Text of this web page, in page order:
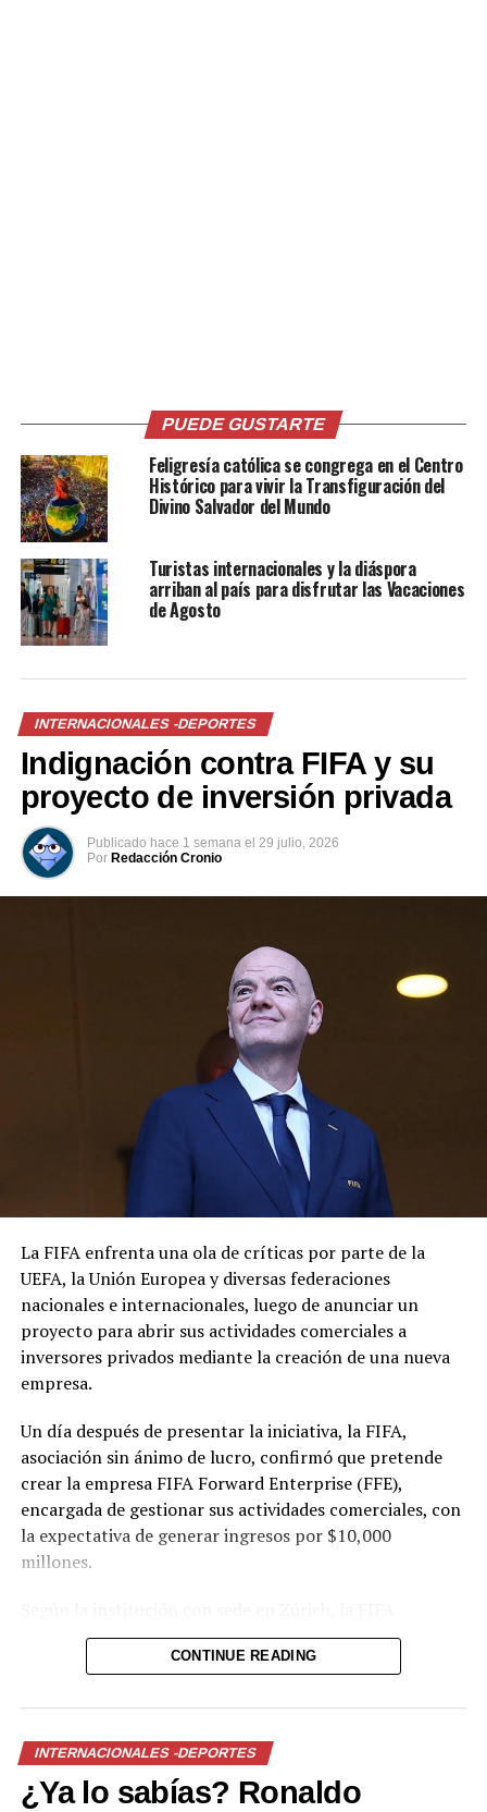
En «Internacionales -
deportes»
14 mayo, 2018
En «Internacionales -
«Neymar puede llevarse
este Balón de Oro», asegura
En «Internacionales -
deportes»
RELATED TOPICS: PRINCIPAL
UP NEXT
Juventus se habré paso a los cuartos de final ganadole
al Tottenham 1 -2
Real Madrid derrota al PSG 1 – 2 y se abre paso a
PUEDE GUSTARTE
Feligresía católica se congrega en el Centro
Histórico para vivir la Transfiguración del
Divino Salvador del Mundo
Turistas internacionales y la diáspora
arriban al país para disfrutar las Vacaciones
de Agosto
INTERNACIONALES -DEPORTES
Indignación contra FIFA y su
proyecto de inversión privada
Publicado hace 1 semana el 29 julio, 2026
Por Redacción Cronio
La FIFA enfrenta una ola de críticas por parte de la
UEFA, la Unión Europea y diversas federaciones
nacionales e internacionales, luego de anunciar un
proyecto para abrir sus actividades comerciales a
inversores privados mediante la creación de una nueva
empresa.
Un día después de presentar la iniciativa, la FIFA,
asociación sin ánimo de lucro, confirmó que pretende
crear la empresa FIFA Forward Enterprise (FFE),
encargada de gestionar sus actividades comerciales, con
la expectativa de generar ingresos por $10,000
millones.
mantendrá «el control exclusivo de la FFE a través de
una representación mayoritaria en el consejo de
la gobernanza del fútbol, las competiciones, el
calendario y las decisiones relacionadas con el
reglamento.
CONTINUE READING
INTERNACIONALES -DEPORTES
¿Ya lo sabías? Ronaldo